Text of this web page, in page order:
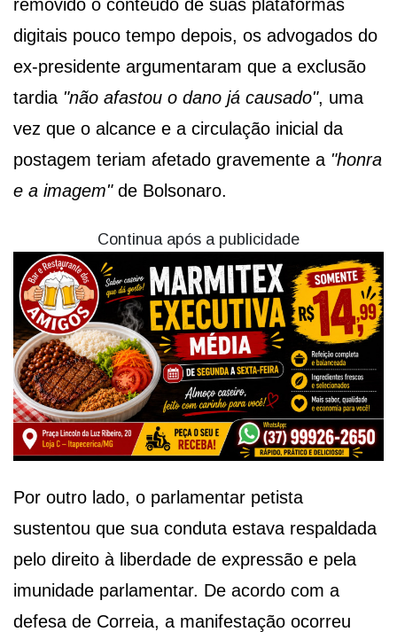
removido o conteúdo de suas plataformas
digitais pouco tempo depois, os advogados do
ex-presidente argumentaram que a exclusão
tardia "não afastou o dano já causado", uma
vez que o alcance e a circulação inicial da
postagem teriam afetado gravemente a "honra
e a imagem"de Bolsonaro.
Continua após a publicidade
Por outro lado, o parlamentar petista
sustentou que sua conduta estava respaldada
pelo direito à liberdade de expressão e pela
imunidade parlamentar. De acordo com a
defesa de Correia, a manifestação ocorreu